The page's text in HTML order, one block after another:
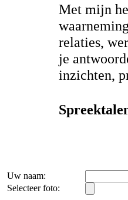
Met mijn
relaties,
je
inzichten,
Uw naam:
Selecteer foto: